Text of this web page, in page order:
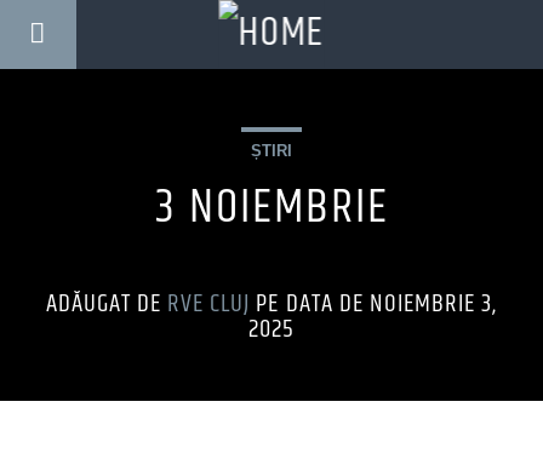
ȘTIRI
3 NOIEMBRIE
ADĂUGAT DE RVE CLUJ PE DATA DE NOIEMBRIE 3,
2025